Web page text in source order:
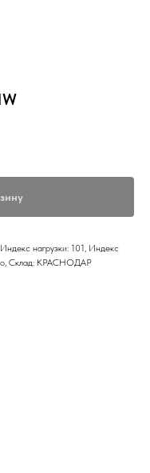
нагрузки: 101, Индекс
Склад: КРАСНОДАР